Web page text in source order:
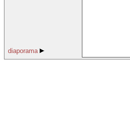
diaporama